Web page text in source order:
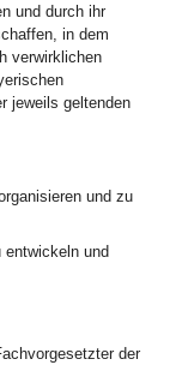
und durch ihr
in dem
verwirklichen
jeweils geltenden
und zu
und
der